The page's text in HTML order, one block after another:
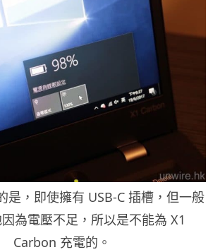
，即使擁有 USB-C 插槽，但一般
為電壓不足，所以是不能為 X1
Carbon 充電的。